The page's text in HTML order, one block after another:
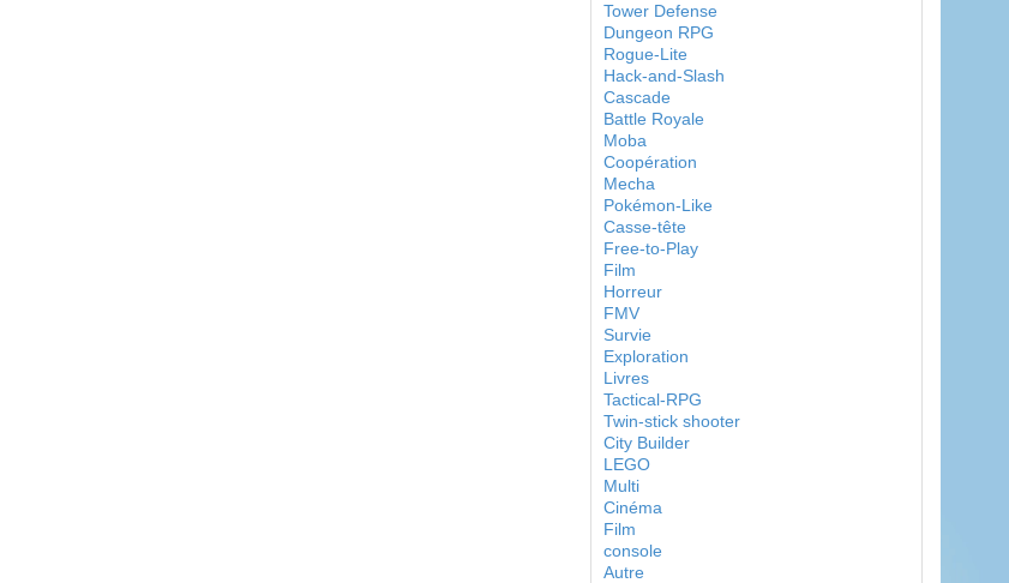
Tower Defense
Dungeon RPG
Rogue-Lite
Hack-and-Slash
Cascade
Battle Royale
Moba
Coopération
Mecha
Pokémon-Like
Casse-tête
Free-to-Play
Film
Horreur
FMV
Survie
Exploration
Livres
Tactical-RPG
Twin-stick shooter
City Builder
LEGO
Multi
Cinéma
Film
console
Autre